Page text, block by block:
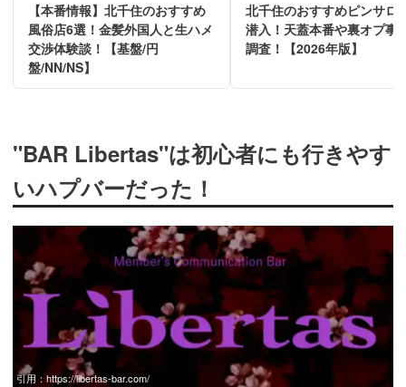
【本番情報】北千住のおすすめ
風俗店6選！金髪外国人と生ハメ
交渉体験談！【基盤/円
盤/NN/NS】
北千住のおすすめピンサロ
潜入！天蓋本番や裏オプ事
調査！【2026年版】
"BAR Libertas"は初心者にも行きやす
いハプバーだった！
引用：https://libertas-bar.com/